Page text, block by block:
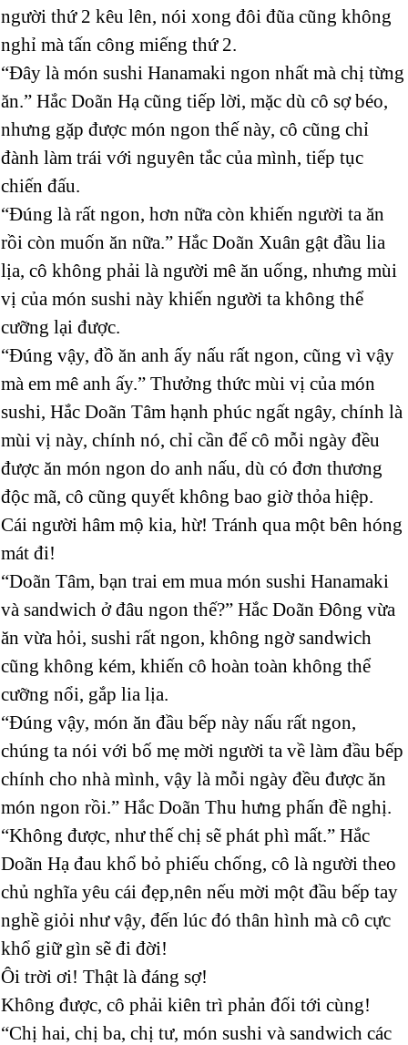
người thứ 2 kêu lên, nói xong đôi đũa cũng không
nghỉ mà tấn công miếng thứ 2.
“Đây là món sushi Hanamaki ngon nhất mà chị từng
ăn.” Hắc Doãn Hạ cũng tiếp lời, mặc dù cô sợ béo,
nhưng gặp được món ngon thế này, cô cũng chỉ
đành làm trái với nguyên tắc của mình, tiếp tục
chiến đấu.
“Đúng là rất ngon, hơn nữa còn khiến người ta ăn
rồi còn muốn ăn nữa.” Hắc Doãn Xuân gật đầu lia
lịa, cô không phải là người mê ăn uống, nhưng mùi
vị của món sushi này khiến người ta không thể
cưỡng lại được.
“Đúng vậy, đồ ăn anh ấy nấu rất ngon, cũng vì vậy
mà em mê anh ấy.” Thưởng thức mùi vị của món
sushi, Hắc Doãn Tâm hạnh phúc ngất ngây, chính là
mùi vị này, chính nó, chỉ cần để cô mỗi ngày đều
được ăn món ngon do anh nấu, dù có đơn thương
độc mã, cô cũng quyết không bao giờ thỏa hiệp.
Cái người hâm mộ kia, hừ! Tránh qua một bên hóng
mát đi!
“Doãn Tâm, bạn trai em mua món sushi Hanamaki
và sandwich ở đâu ngon thế?” Hắc Doãn Đông vừa
ăn vừa hỏi, sushi rất ngon, không ngờ sandwich
cũng không kém, khiến cô hoàn toàn không thể
cưỡng nổi, gắp lia lịa.
“Đúng vậy, món ăn đầu bếp này nấu rất ngon,
chúng ta nói với bố mẹ mời người ta về làm đầu bếp
chính cho nhà mình, vậy là mỗi ngày đều được ăn
món ngon rồi.” Hắc Doãn Thu hưng phấn đề nghị.
“Không được, như thế chị sẽ phát phì mất.” Hắc
Doãn Hạ đau khổ bỏ phiếu chống, cô là người theo
chủ nghĩa yêu cái đẹp,nên nếu mời một đầu bếp tay
nghề giỏi như vậy, đến lúc đó thân hình mà cô cực
khổ giữ gìn sẽ đi đời!
Ôi trời ơi! Thật là đáng sợ!
Không được, cô phải kiên trì phản đối tới cùng!
“Chị hai, chị ba, chị tư, món sushi và sandwich các